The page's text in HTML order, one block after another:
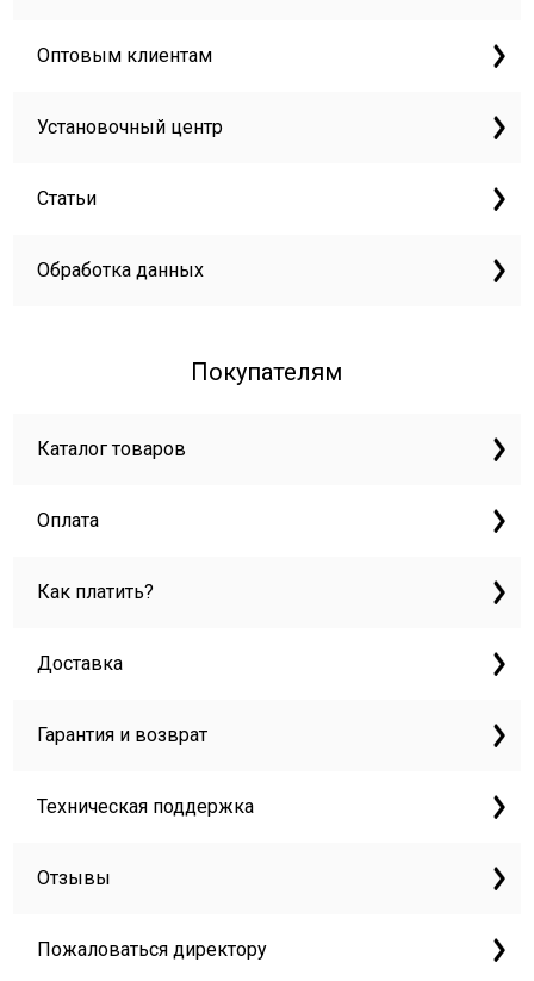
Оптовым клиентам
Установочный центр
Статьи
Обработка данных
Покупателям
Каталог товаров
Оплата
Как платить?
Доставка
Гарантия и возврат
Техническая поддержка
Отзывы
Пожаловаться директору